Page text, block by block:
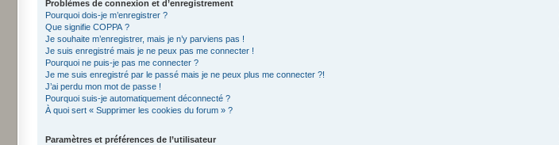
Problèmes de connexion et d’enregistrement
Pourquoi dois-je m’enregistrer ?
Que signifie COPPA ?
Je souhaite m’enregistrer, mais je n’y parviens pas !
Je suis enregistré mais je ne peux pas me connecter !
Pourquoi ne puis-je pas me connecter ?
Je me suis enregistré par le passé mais je ne peux plus me connecter ?!
J’ai perdu mon mot de passe !
Pourquoi suis-je automatiquement déconnecté ?
À quoi sert « Supprimer les cookies du forum » ?
Paramètres et préférences de l’utilisateur